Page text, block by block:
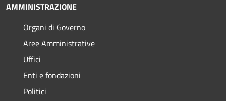
AMMINISTRAZIONE
Organi di Governo
Aree Amministrative
Uffici
Enti e fondazioni
Politici